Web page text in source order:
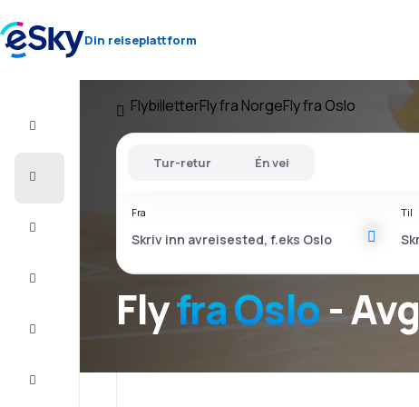
Din reiseplattform
FlybilletterFly fra NorgeFly fra Oslo
Flyfra Oslo -
Tur-retur Én vei
Fra Til